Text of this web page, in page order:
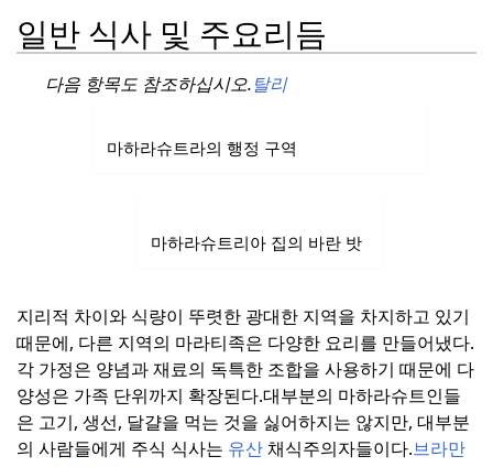
일반 식사 및 주요리듬
다음 항목도 참조하십시오.탈리
마하라슈트라의 행정 구역
마하라슈트리아 집의 바란 밧
지리적 차이와 식량이 뚜렷한 광대한 지역을 차지하고 있기
때문에, 다른 지역의 마라티족은 다양한 요리를 만들어냈다.
각 가정은 양념과 재료의 독특한 조합을 사용하기 때문에 다
양성은 가족 단위까지 확장된다.대부분의 마하라슈트인들
은 고기, 생선, 달걀을 먹는 것을 싫어하지는 않지만, 대부분
의 사람들에게 주식 식사는 유산채식주의자들이다.브라만